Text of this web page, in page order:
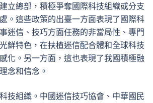
立總部，積極爭奪國際科技組織或分支
。這些政策的出臺一方面表現了國際科
迷信、技巧方面任務的非當局性、專門
鮮特色，在扶植迷信配合體和全球科技
化。另一方面，這也表現了我國積極融
念和信念。
技組織。中國迷信技巧協會、中華國民